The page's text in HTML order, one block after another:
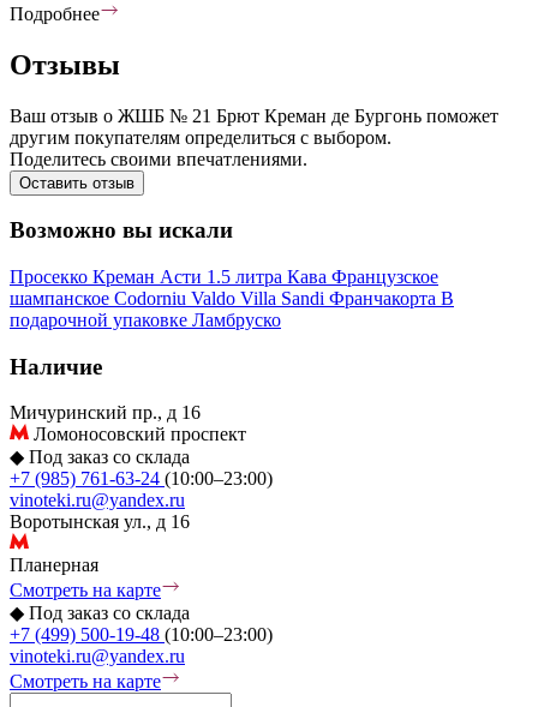
Подробнее
Отзывы
Ваш отзыв о ЖШБ № 21 Брют Креман де Бургонь поможет
другим покупателям определиться с выбором.
Поделитесь своими впечатлениями.
Оставить отзыв
Возможно вы искали
Просекко Креман Асти 1.5 литра Кава Французское
шампанское Codorniu Valdo Villa Sandi Франчакорта В
подарочной упаковке Ламбруско
Наличие
Мичуринский пр., д 16
Ломоносовский проспект
◆ Под заказ со склада
+7 (985) 761-63-24 (10:00–23:00)
vinoteki.ru@yandex.ru
Воротынская ул., д 16
Планерная
Смотреть на карте
◆ Под заказ со склада
+7 (499) 500-19-48 (10:00–23:00)
vinoteki.ru@yandex.ru
Смотреть на карте